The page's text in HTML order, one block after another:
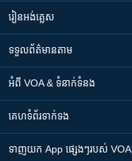
រៀន​​អង់គ្លេស
ទទួល​ព័ត៌មាន​តាម
អំពី​ VOA & ទំនាក់ទំនង
គេហទំព័រ​​ទាក់ទង
ទាញយក​ App ផ្សេងៗ​របស់​ VOA